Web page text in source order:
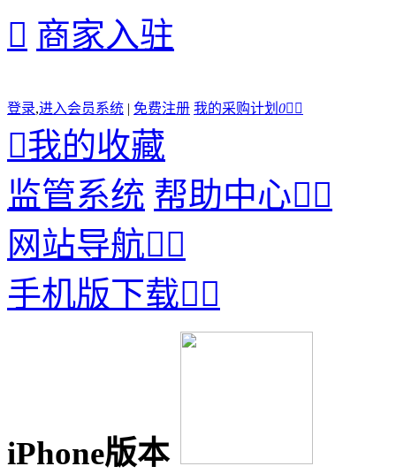
 商家入驻
登录,进入会员系统 | 免费注册 我的采购计划 0 
我的收藏
监管系统 帮助中心
网站导航
手机版下载
iPhone版本